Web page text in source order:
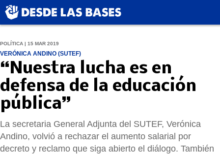
POLÍTICA | 15 MAR 2019
VERÓNICA ANDINO (SUTEF)
“Nuestra lucha es en
defensa de la educación
pública”
La secretaria General Adjunta del SUTEF, Verónica
Andino, volvió a rechazar el aumento salarial por
decreto y reclamo que siga abierto el diálogo. También